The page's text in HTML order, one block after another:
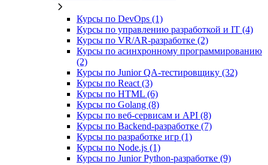
Курсы по DevOps (1)
Курсы по управлению разработкой и IT (4)
Курсы по VR/AR‑разработке (2)
Курсы по асинхронному программированию
(2)
Курсы по Junior QA-тестировщику (32)
Курсы по React (3)
Курсы по HTML (6)
Курсы по Golang (8)
Курсы по веб‑сервисам и API (8)
Курсы по Backend‑разработке (7)
Курсы по разработке игр (1)
Курсы по Node.js (1)
Курсы по Junior Python-разработке (9)